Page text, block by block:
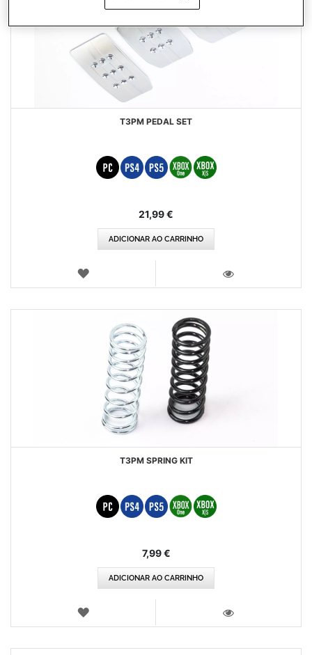
T3PM PEDAL SET
21,99 €
ADICIONAR AO CARRINHO
LISTA
T3PM SPRING KIT
7,99 €
ADICIONAR AO CARRINHO
LISTA